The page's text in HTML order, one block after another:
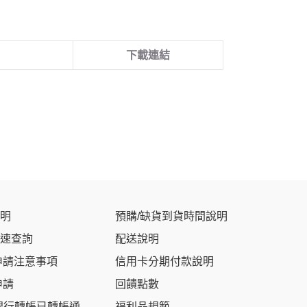
下載連結
查詢
注意事項
請
預購/缺貨到貨時間說明
配送說明
信用卡分期付款說明
回饋點數